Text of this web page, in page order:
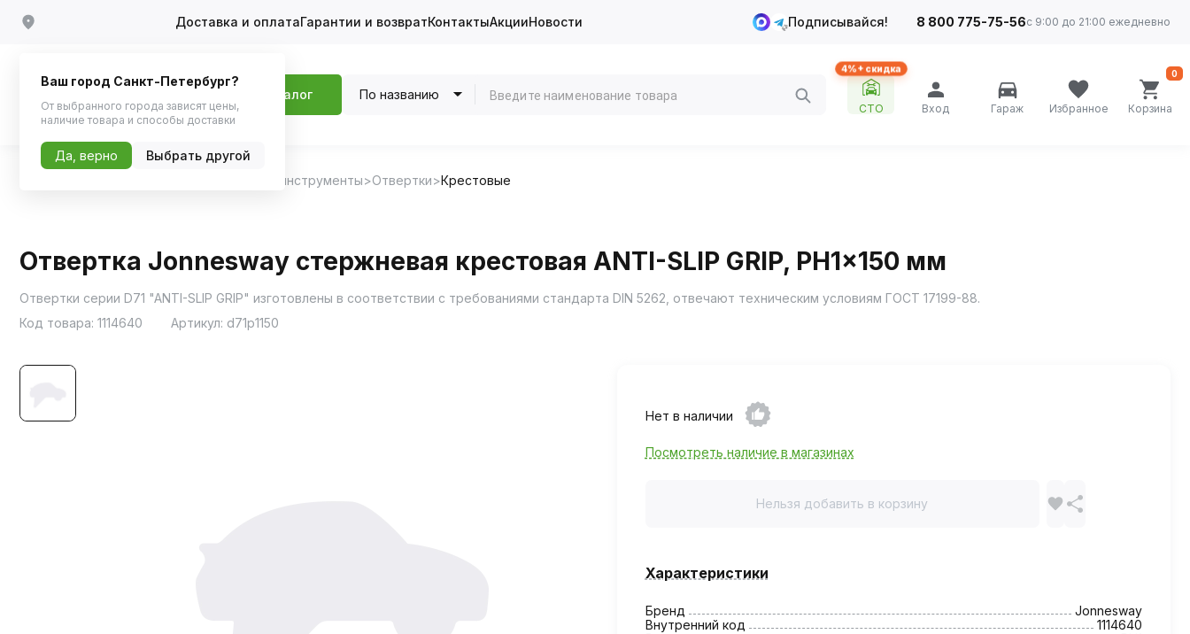
Доставка и оплатаГарантии и возвратКонтактыАкцииНовости Подписывайся! 8 800 775-75-56с 9:00 до 21:00 ежедневно
Каталог По названию
4%+ скидка
СТО Вход Гараж Избранное Корзина
0
Ручные инструменты Отвертки Крестовые
Отвертка Jonnesway стержневая крестовая ANTI-SLIP GRIP, PH1x150 мм
Отвертки серии D71 "ANTI-SLIP GRIP" изготовлены в соответствии с требованиями стандарта DIN 5262, отвечают техническим условиям ГОСТ 17199-88.
Код товара: 1114640 Артикул: d71p1150
Нет в наличии
Посмотреть наличие в магазинах
Нельзя добавить в корзину
Характеристики
Бренд
Jonnesway
Внутренний код
1114640
Ваш город Санкт-Петербург?
От выбранного города зависят цены,
наличие товара и способы доставки
Да, верно Выбрать другой